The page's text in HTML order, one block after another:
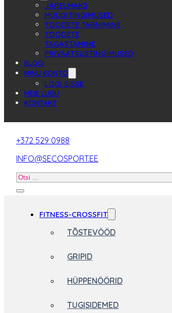
JÄRELMAKS
MÜÜGITINGIMUSED
TOODETE TARNIMINE
TOODETE
TAGASTAMINE
PRIVAATSUSTINGIMUSED
BLOGI
MINU KONTO
LOGI SISSE
MEIE LUGU
KONTAKT
+372 529 0988
INFO@SECOSPORT.EE
Otsi
FITNESS-CROSSFIT
TÕSTEVÖÖD
GRIPID
HÜPPENÖÖRID
TUGISIDEMED